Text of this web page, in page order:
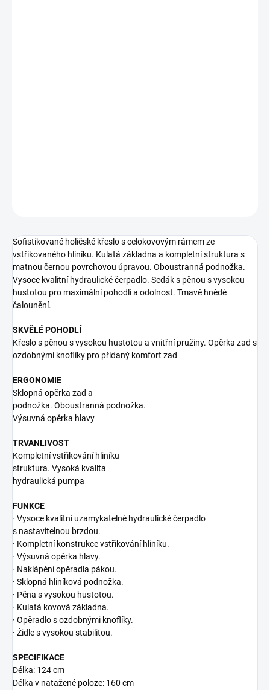
Sofistikované holičské křeslo s celokovovým rámem ze
vstřikovaného hliníku. Kulatá základna a kompletní struktura s
matnou černou povrchovou úpravou. Oboustranná podnožka.
Vysoce kvalitní hydraulické čerpadlo. Sedák s pěnou s vysokou
hustotou pro maximální pohodlí a odolnost. Tmavě hnědé
čalounění.
SKVĚLÉ POHODLÍ
Křeslo s pěnou s vysokou hustotou a vnitřní pružiny. Opěrka zad s
ozdobnými knoflíky pro přidaný komfort zad
ERGONOMIE
Sklopná opěrka zad a
podnožka. Oboustranná podnožka.
Výsuvná opěrka hlavy
TRVANLIVOST
Kompletní vstřikování hliníku
struktura. Vysoká kvalita
hydraulická pumpa
FUNKCE
· Vysoce kvalitní uzamykatelné hydraulické čerpadlo
s nastavitelnou brzdou.
· Kompletní konstrukce vstřikování hliníku.
· Výsuvná opěrka hlavy.
· Naklápění opěradla pákou.
· Sklopná hliníková podnožka.
· Pěna s vysokou hustotou.
· Kulatá kovová základna.
· Opěradlo s ozdobnými knoflíky.
· Židle s vysokou stabilitou.
SPECIFIKACE
Délka: 124 cm
Délka v natažené poloze: 160 cm